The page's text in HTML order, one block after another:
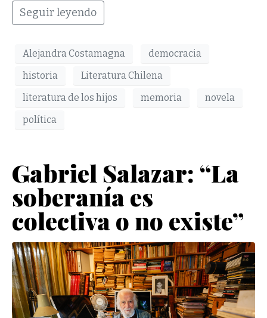
Seguir leyendo
Alejandra Costamagna
democracia
historia
Literatura Chilena
literatura de los hijos
memoria
novela
política
Gabriel Salazar: “La
soberanía es
colectiva o no existe”